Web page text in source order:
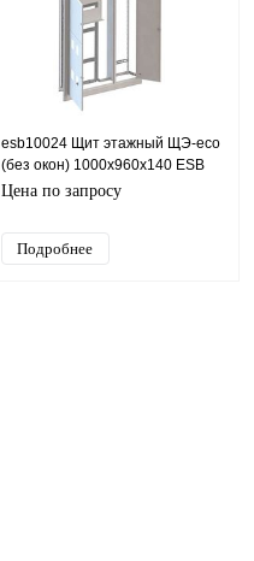
esb10024 Щит этажный ЩЭ-eco
(без окон) 1000х960х140 ESB
(сталь), IP31, 960х1000х140
Цена по запросу
Подробнее